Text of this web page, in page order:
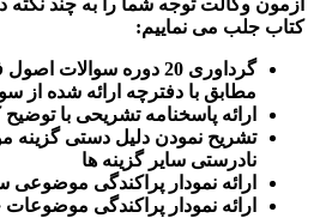
آزمون وکالت توجه شما را به چند
کتاب جلب می نماییم:
مطابق با دفترچه ارائه شده
ارائه پاسخنامه تشریحی با
تشریح نمودن دلیل دستی گزینه
نادرستی سایر گزینه ها
ارائه نمودار پراکندگی
رائه نمودار پراکندگی موضوعات